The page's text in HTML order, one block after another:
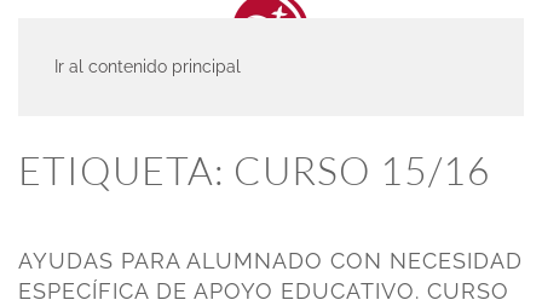
Ir al contenido principal
ETIQUETA: CURSO 15/16
AYUDAS PARA ALUMNADO CON NECESIDAD
ESPECÍFICA DE APOYO EDUCATIVO. CURSO